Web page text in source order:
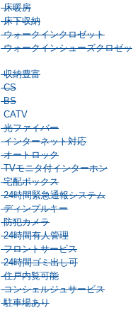
床暖房
床下収納
ウォークインクロゼット
ウォークインシューズクロゼッ
収納豊富
CS
BS
CATV
光ファイバー
インターネット対応
オートロック
TVモニタ付インターホン
宅配ボックス
24時間緊急通報システム
ディンプルキー
防犯カメラ
24時間有人管理
フロントサービス
24時間ゴミ出し可
住戸内覧可能
コンシェルジュサービス
駐車場あり